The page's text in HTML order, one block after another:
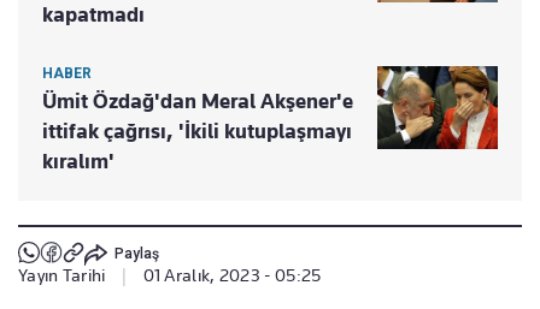
kapatmadı
HABER
Ümit Özdağ'dan Meral Akşener'e
ittifak çağrısı, 'İkili kutuplaşmayı
kıralım'
Paylaş
Yayın Tarihi | 01 Aralık, 2023 - 05:25